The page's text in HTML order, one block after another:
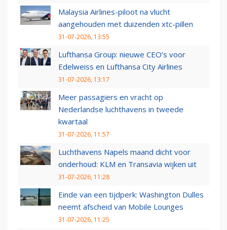
Malaysia Airlines-piloot na vlucht
aangehouden met duizenden xtc-pillen
31-07-2026, 13:55
Lufthansa Group: nieuwe CEO’s voor
Edelweiss en Lufthansa City Airlines
31-07-2026, 13:17
Meer passagiers en vracht op
Nederlandse luchthavens in tweede
kwartaal
31-07-2026, 11:57
Luchthavens Napels maand dicht voor
onderhoud: KLM en Transavia wijken uit
31-07-2026, 11:28
Einde van een tijdperk: Washington Dulles
neemt afscheid van Mobile Lounges
31-07-2026, 11:25